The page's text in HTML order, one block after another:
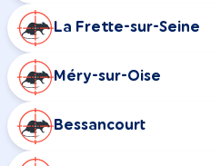
La Frette-sur-Seine
Méry-sur-Oise
Bessancourt